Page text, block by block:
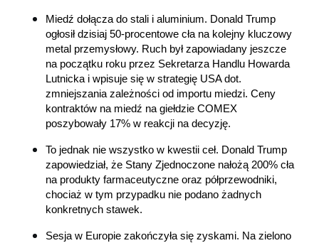
Miedź dołącza do stali i aluminium. Donald Trump
ogłosił dzisiaj 50-procentowe cła na kolejny kluczowy
metal przemysłowy. Ruch był zapowiadany jeszcze
na początku roku przez Sekretarza Handlu Howarda
Lutnicka i wpisuje się w strategię USA dot.
zmniejszania zależności od importu miedzi. Ceny
kontraktów na miedź na giełdzie COMEX
poszybowały 17% w reakcji na decyzję.
To jednak nie wszystko w kwestii ceł. Donald Trump
zapowiedział, że Stany Zjednoczone nałożą 200% cła
na produkty farmaceutyczne oraz półprzewodniki,
chociaż w tym przypadku nie podano żadnych
konkretnych stawek.
Sesja w Europie zakończyła się zyskami. Na zielono